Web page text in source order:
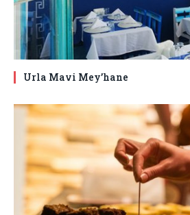
Urla Mavi Mey’hane